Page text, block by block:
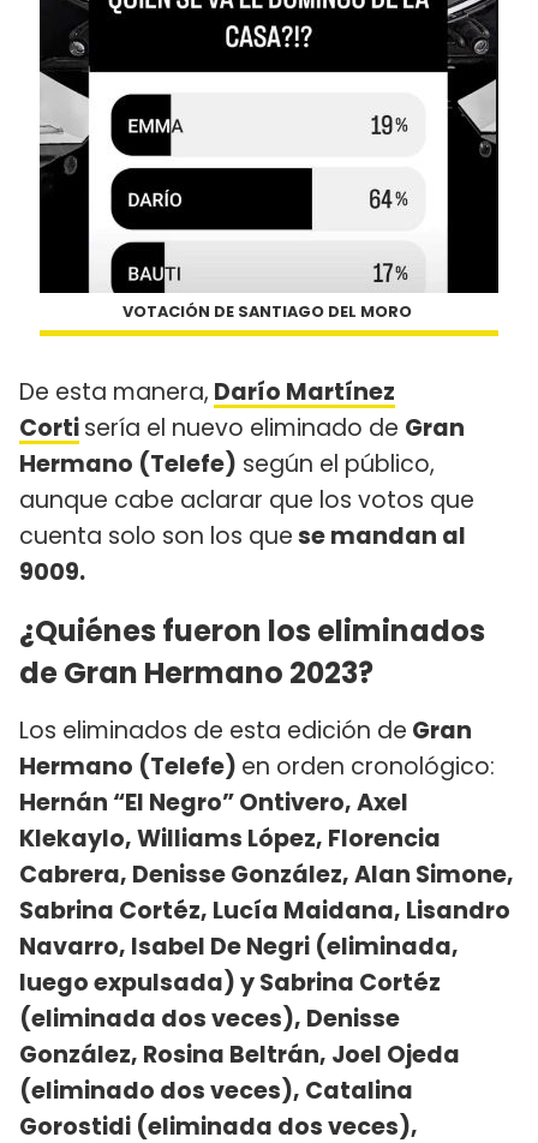
VOTACIÓN DE SANTIAGO DEL MORO
De esta manera, Darío Martínez
Cortisería el nuevo eliminado de Gran
Hermano (Telefe) según el público,
aunque cabe aclarar que los votos que
cuenta solo son los quese mandan al
9009.
¿Quiénes fueron los eliminados
de Gran Hermano 2023?
Los eliminados de esta edición de Gran
Hermano (Telefe) en orden cronológico:
Hernán “El Negro” Ontivero, Axel
Klekaylo, Williams López, Florencia
Cabrera, Denisse González, Alan Simone,
Sabrina Cortéz, Lucía Maidana, Lisandro
Navarro, Isabel De Negri (eliminada,
luego expulsada) y Sabrina Cortéz
(eliminada dos veces), Denisse
González, Rosina Beltrán, Joel Ojeda
(eliminado dos veces), Catalina
Gorostidi (eliminada dos veces),